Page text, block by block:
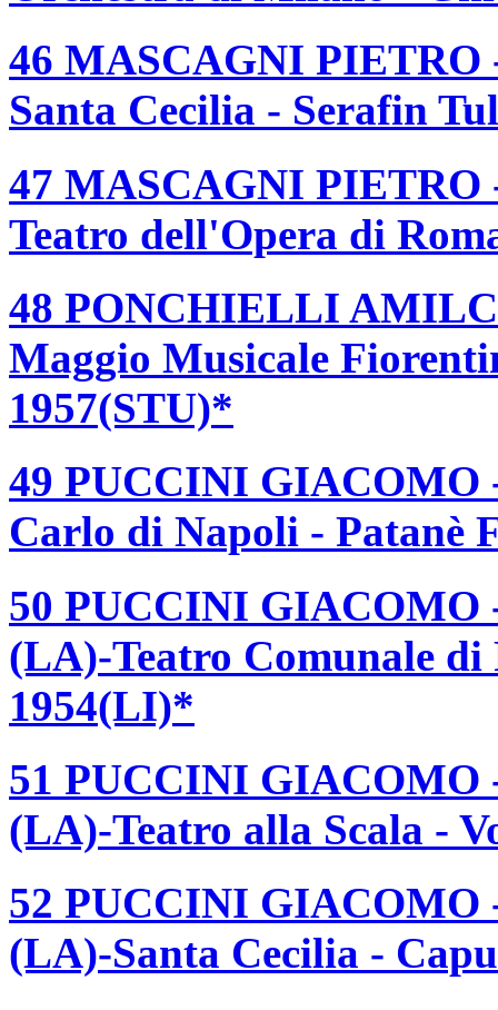
46 MASCAGNI
Santa Cecilia - Serafin
47 MASCAGNI
Teatro dell'Opera di
48 PONCHIELLI
Maggio Musicale
1957(STU)*
49 PUCCINI GIACOMO
Carlo di Napoli - Patanè
50 PUCCINI
(LA)-Teatro Comunale
1954(LI)*
51 PUCCINI
(LA)-Teatro alla Scala -
52 PUCCINI
(LA)-Santa Cecilia -